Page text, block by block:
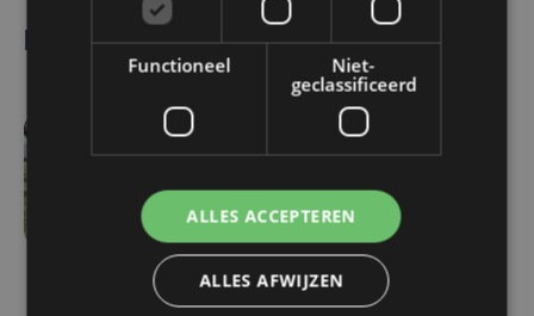
Lees ook
wo 6 mei | 16:32
heel wat baby's en
peuters
Functioneel
Niet-
geclassificeerd
ALLES ACCEPTEREN
ALLES AFWIJZEN